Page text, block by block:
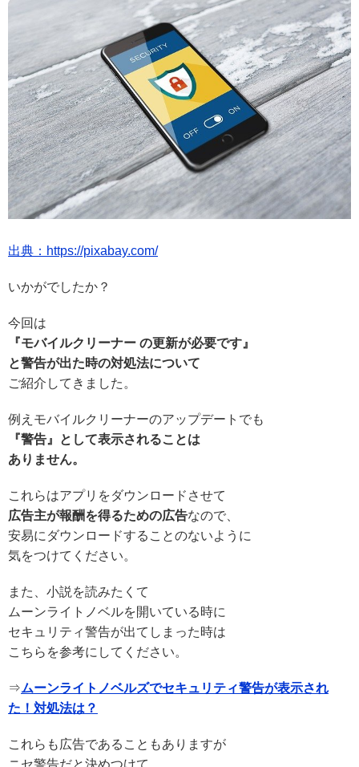
出典：https://pixabay.com/
いかがでしたか？
今回は
『モバイルクリーナー の更新が必要です』
と警告が出た時の対処法について
ご紹介してきました。
例えモバイルクリーナーのアップデートでも
『警告』として表示されることは
ありません。
これらはアプリをダウンロードさせて
広告主が報酬を得るための広告なので、
安易にダウンロードすることのないように
気をつけてください。
また、小説を読みたくて
ムーンライトノベルを開いている時に
セキュリティ警告が出てしまった時は
こちらを参考にしてください。
⇒ムーンライトノベルズでセキュリティ警告が表示され
た！対処法は？
これらも広告であることもありますが